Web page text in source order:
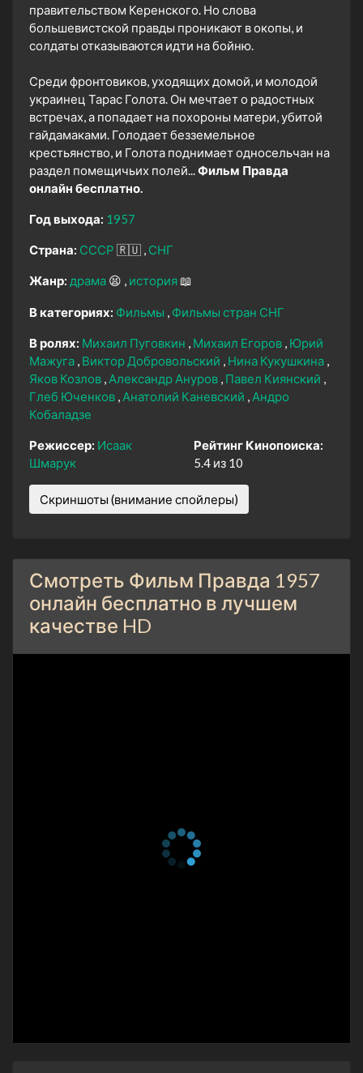
правительством Керенского. Но слова
большевистской правды проникают в окопы, и
солдаты отказываются идти на бойню.
Среди фронтовиков, уходящих домой, и молодой
украинец Тарас Голота. Он мечтает о радостных
встречах, а попадает на похороны матери, убитой
гайдамаками. Голодает безземельное
крестьянство, и Голота поднимает односельчан на
раздел помещичьих полей...Фильм Правда
онлайн бесплатно.
Год выхода: 1957
Страна: СССР 🇷🇺 СНГ
Жанр: драма 😫 история 📖
В категориях: Фильмы Фильмы стран СНГ
В ролях: Михаил Пуговкин Михаил Егоров Юрий
Мажуга Виктор Добровольский
Нина Кукушкина
Яков Козлов Александр Ануров Павел Киянский
Глеб Юченков Анатолий Каневский
Андро
Кобаладзе
Режиссер: Исаак
Шмарук
Рейтинг Кинопоиска:
5.4 из 10
Скриншоты (внимание спойлеры)
Смотреть Фильм Правда 1957
онлайн бесплатно в лучшем
качестве HD